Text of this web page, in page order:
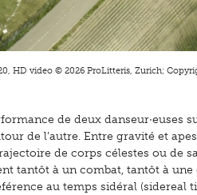
HD video © 2026 ProLitteris, Zurich;
de deux danseur·euses
de l’autre. Entre gravité et
de corps célestes ou de
tantôt à un combat, tantôt à une
au temps sidéral (sidereal